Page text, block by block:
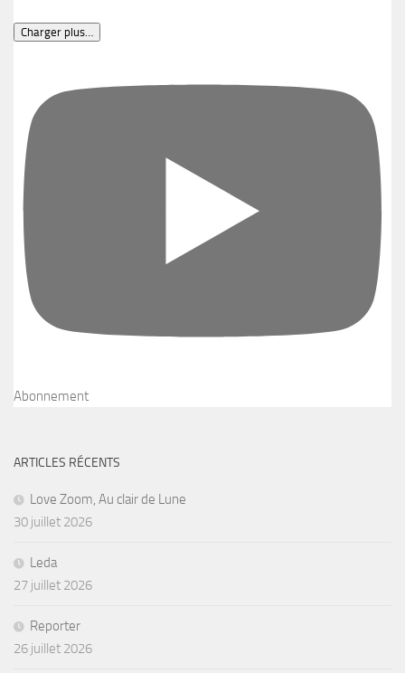
Charger plus…
Abonnement
ARTICLES RÉCENTS
Love Zoom, Au clair de Lune
30 juillet 2026
Leda
27 juillet 2026
Reporter
26 juillet 2026